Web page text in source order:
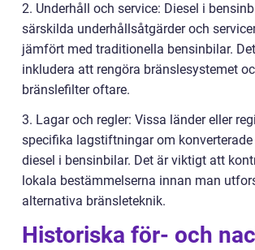
2. Underhåll och service: Diesel i
särskilda underhållsåtgärder och
jämfört med traditionella bensinbilar.
inkludera att rengöra bränslesystemet
bränslefilter oftare.
3. Lagar och regler: Vissa länder eller
specifika lagstiftningar om
diesel i bensinbilar. Det är viktigt att
lokala bestämmelserna innan man
alternativa bränsleteknik.
Historiska för- och